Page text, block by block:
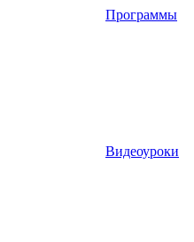
Программы
Видеоуроки